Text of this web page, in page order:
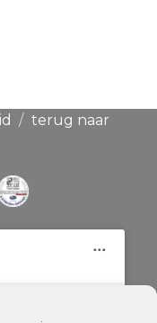
terug naar